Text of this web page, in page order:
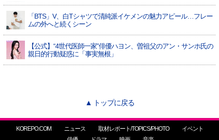
「BTS」V、白Tシャツで清純派イケメンの魅力アピール…フレー
ムの外へと続くシーン
【公式】“4世代医師一家”俳優ハヨン、曽祖父のアン・サンホ氏の
親日的行動疑惑に「事実無根」
▲ トップに戻る
KOREPO.COM ニュース 取材レポート/TOPICS/PHOTO
イベント